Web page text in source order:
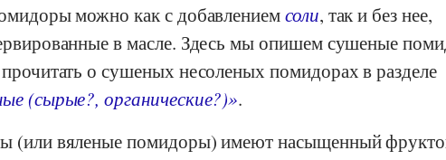
можно как с добавлениемсоли, так и без нее,
в масле. Здесь мы опишем сушеные
о сушеных несоленых помидорах в разделе
(сырые?, органические?)».
(или вяленые помидоры) имеют насыщенный